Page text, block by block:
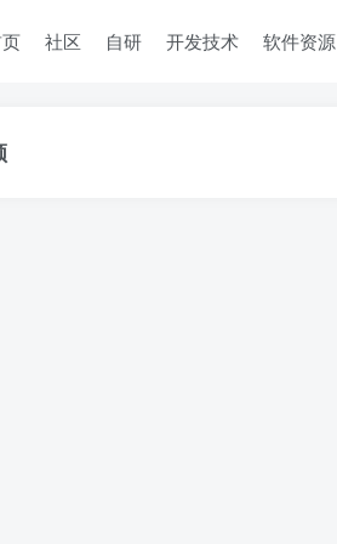
社区 自研 开发技术 软件资源